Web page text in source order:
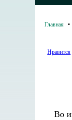
Главная
Нравится
Во